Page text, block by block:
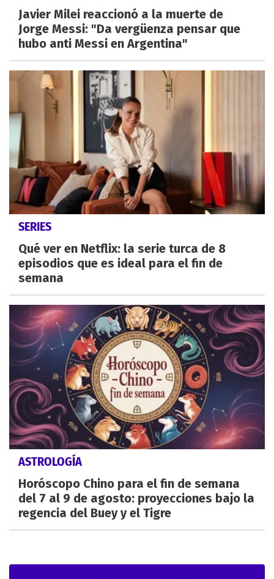
Javier Milei reaccionó a la muerte de
Jorge Messi: "Da vergüenza pensar que
hubo anti Messi en Argentina"
SERIES
Qué ver en Netflix: la serie turca de 8
episodios que es ideal para el fin de
semana
ASTROLOGÍA
Horóscopo Chino para el fin de semana
del 7 al 9 de agosto: proyecciones bajo la
regencia del Buey y el Tigre